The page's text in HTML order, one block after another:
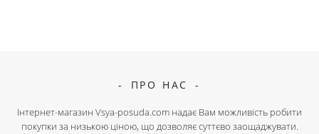
ПРО НАС
Інтернет-магазин Vsya-posuda.com надає Вам можливість робити
покупки за низькою ціною, що дозволяє суттєво заощаджувати.